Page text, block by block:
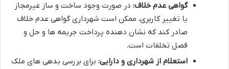
گواهی عدم خلاف: در صورت وجود ساخت و ساز غیرمجاز
یا تغییر کاربری، ممکن است شهرداری گواهی عدم خلاف
صادر کند که نشان دهنده پرداخت جریمه ها و حل و
فصل تخلفات است.
استعلام از شهرداری و دارایی: برای بررسی بدهی های ملک